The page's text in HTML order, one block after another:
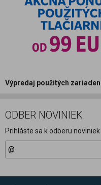
Výpredaj použitých
ODBER NOVINIEK
Prihláste sa k odberu noviniek